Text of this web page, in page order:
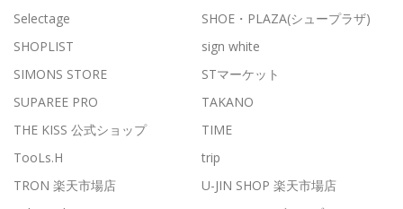
Selectage
SHOE・PLAZA(シュープラザ)
SHOPLIST
sign white
SIMONS STORE
STマーケット
SUPAREE PRO
TAKANO
THE KISS 公式ショップ
TIME
TooLs.H
trip
TRON 楽天市場店
U-JIN SHOP 楽天市場店